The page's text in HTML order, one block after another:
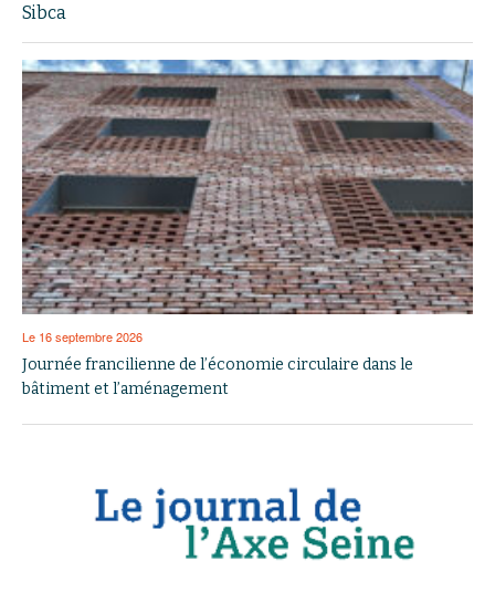
Sibca
Le 16 septembre 2026
Journée francilienne de l’économie circulaire dans le
bâtiment et l’aménagement